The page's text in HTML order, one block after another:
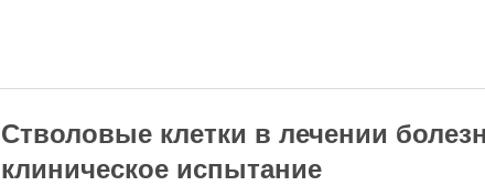
Стволовые клетки в лечении
клиническое испытание